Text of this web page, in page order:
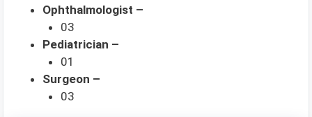
Ophthalmologist –
03
Pediatrician –
01
Surgeon –
03